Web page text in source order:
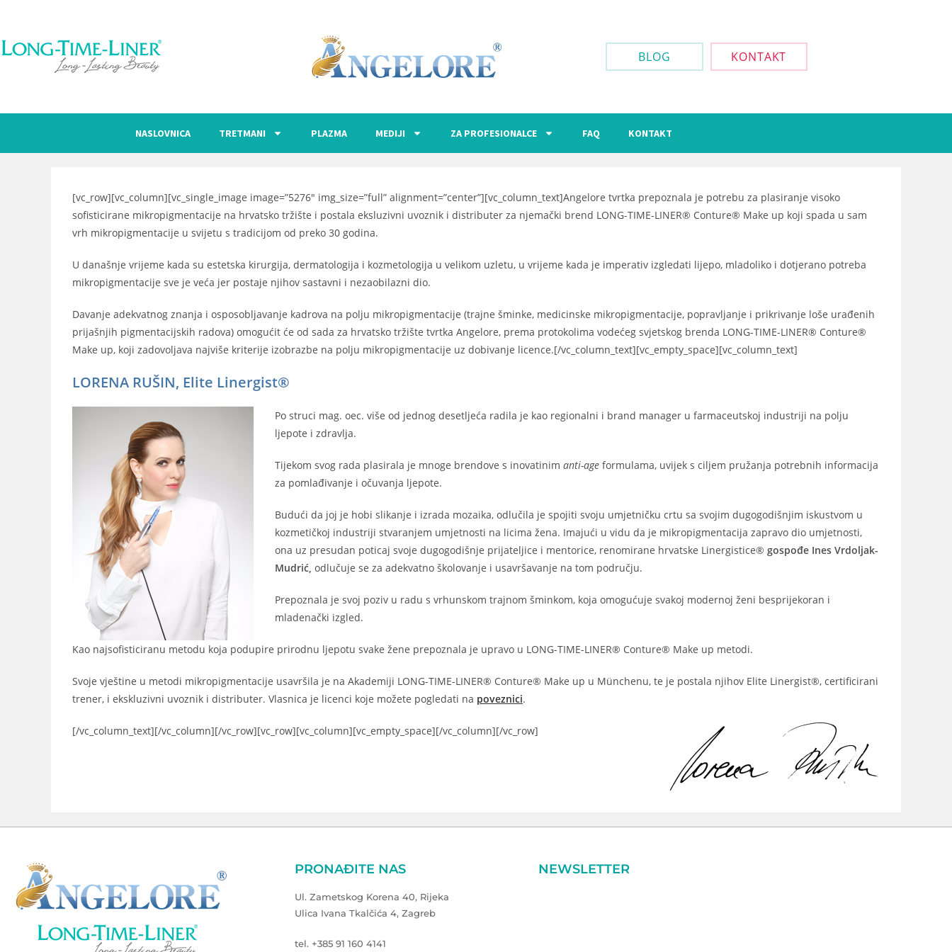
BLOG KONTAKT
NASLOVNICA TRETMANI PLAZMA MEDIJI ZA PROFESIONALCE FAQ KONTAKT
[vc_row][vc_column][vc_single_image image=”5276″ img_size=”full” alignment=”center”][vc_column_text]Angelore tvrtka prepoznala je potrebu za plasiranje visoko
sofisticirane mikropigmentacije na hrvatsko tržište i postala eksluzivni uvoznik i distributer za njemački brend LONG-TIME-LINER® Conture® Make up koji spada u sam
vrh mikropigmentacije u svijetu s tradicijom od preko 30 godina.
U današnje vrijeme kada su estetska kirurgija, dermatologija i kozmetologija u velikom uzletu, u vrijeme kada je imperativ izgledati lijepo, mladoliko i dotjerano potreba
mikropigmentacije sve je veća jer postaje njihov sastavni i nezaobilazni dio.
Davanje adekvatnog znanja i osposobljavanje kadrova na polju mikropigmentacije (trajne šminke, medicinske mikropigmentacije, popravljanje i prikrivanje loše urađenih
prijašnjih pigmentacijskih radova) omogućit će od sada za hrvatsko tržište tvrtka Angelore, prema protokolima vodećeg svjetskog brenda LONG-TIME-LINER® Conture®
Make up, koji zadovoljava najviše kriterije izobrazbe na polju mikropigmentacije uz dobivanje licence.[/vc_column_text][vc_empty_space][vc_column_text]
LORENA RUŠIN, Elite Linergist®
Po struci mag. oec. više od jednog desetljeća radila je kao regionalni i brand manager u farmaceutskoj industriji na polju
ljepote i zdravlja.
Tijekom svog rada plasirala je mnoge brendove s inovatinim anti-age formulama, uvijek s ciljem pružanja potrebnih informacija
za pomlađivanje i očuvanja ljepote.
Budući da joj je hobi slikanje i izrada mozaika, odlučila je spojiti svoju umjetničku crtu sa svojim dugogodišnjim iskustvom u
kozmetičkoj industriji stvaranjem umjetnosti na licima žena. Imajući u vidu da je mikropigmentacija zapravo dio umjetnosti,
ona uz presudan poticaj svoje dugogodišnje prijateljice i mentorice, renomirane hrvatske Linergistice® gospođe Ines Vrdoljak-
Mudrić, odlučuje se za adekvatno školovanje i usavršavanje na tom području.
Prepoznala je svoj poziv u radu s vrhunskom trajnom šminkom, koja omogućuje svakoj modernoj ženi besprijekoran i
mladenački izgled.
Kao najsofisticiranu metodu koja podupire prirodnu ljepotu svake žene prepoznala je upravo u LONG-TIME-LINER® Conture® Make up metodi.
Svoje vještine u metodi mikropigmentacije usavršila je na Akademiji LONG-TIME-LINER® Conture® Make up u Münchenu, te je postala njihov Elite Linergist®, certificirani
trener, i ekskluzivni uvoznik i distributer. Vlasnica je licenci koje možete pogledati na poveznici.
[/vc_column_text][/vc_column][/vc_row][vc_row][vc_column][vc_empty_space][/vc_column][/vc_row]
PRONAĐITE NAS
Ul. Zametskog Korena 40, Rijeka
Ulica Ivana Tkalčića 4, Zagreb
tel. +385 91 160 4141
NEWSLETTER